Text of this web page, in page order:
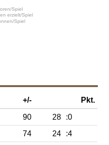
+/- Pkt.
90 28
:0
74 24
:4